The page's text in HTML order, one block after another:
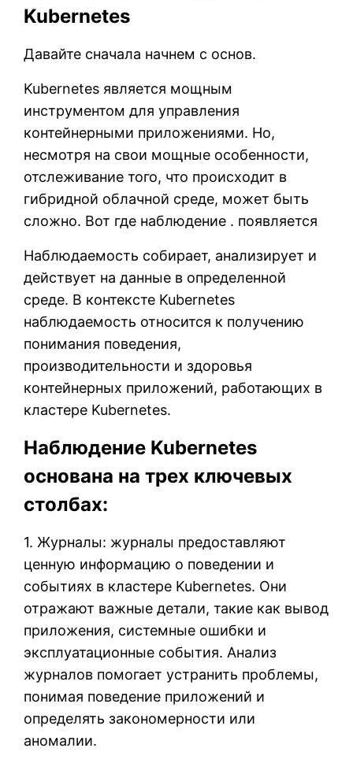
Kubernetes
Давайте сначала начнем с основ.
Kubernetes является мощным
инструментом для управления
контейнерными приложениями. Но,
несмотря на свои мощные особенности,
отслеживание того, что происходит в
гибридной облачной среде, может быть
сложно. Вот где наблюдение . появляется
Наблюдаемость собирает, анализирует и
действует на данные в определенной
среде. В контексте Kubernetes
наблюдаемость относится к получению
понимания поведения,
производительности и здоровья
контейнерных приложений, работающих в
кластере Kubernetes.
Наблюдение Kubernetes
основана на трех ключевых
столбах:
1. Журналы: журналы предоставляют
ценную информацию о поведении и
событиях в кластере Kubernetes. Они
отражают важные детали, такие как вывод
приложения, системные ошибки и
эксплуатационные события. Анализ
журналов помогает устранить проблемы,
понимая поведение приложений и
определять закономерности или
аномалии.